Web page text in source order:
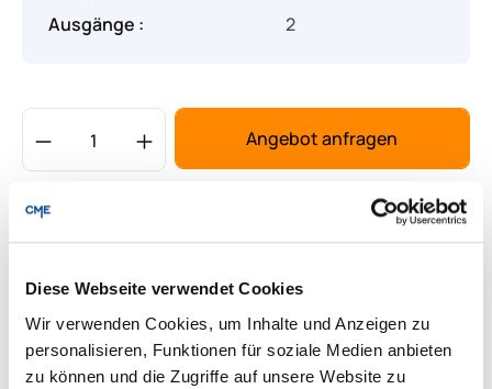
Diese Webseite verwendet Cookies
Wir verwenden Cookies, um Inhalte und Anzeigen zu
personalisieren, Funktionen für soziale Medien anbieten
zu können und die Zugriffe auf unsere Website zu
Lieferung & Rücksendungen
Per E-mail versenden
Ausgänge :
2
Produkt Anzahl: Gib den gewünschten
Angebot anfragen
Downloads zum Produkt